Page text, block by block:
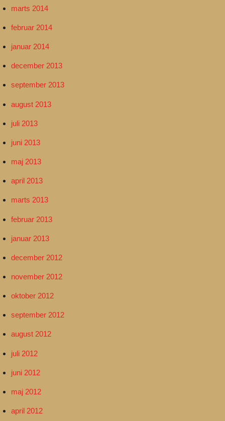
marts 2014
februar 2014
januar 2014
december 2013
september 2013
august 2013
juli 2013
juni 2013
maj 2013
april 2013
marts 2013
februar 2013
januar 2013
december 2012
november 2012
oktober 2012
september 2012
august 2012
juli 2012
juni 2012
maj 2012
april 2012